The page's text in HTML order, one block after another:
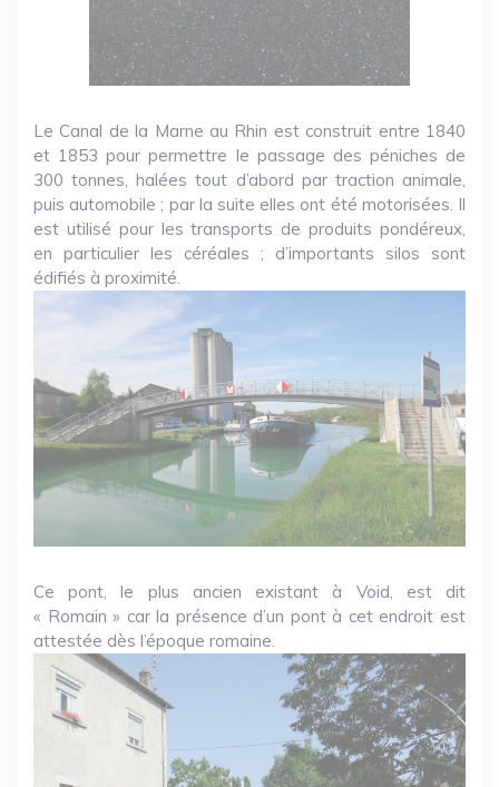
Le Canal de la Marne au Rhin est construit entre 1840
et 1853 pour permettre le passage des péniches de
300 tonnes, halées tout d’abord par traction animale,
puis automobile ; par la suite elles ont été motorisées. Il
est utilisé pour les transports de produits pondéreux,
en particulier les céréales ; d’importants silos sont
édifiés à proximité.
Ce pont, le plus ancien existant à Void, est dit
« Romain » car la présence d’un pont à cet endroit est
attestée dès l’époque romaine.